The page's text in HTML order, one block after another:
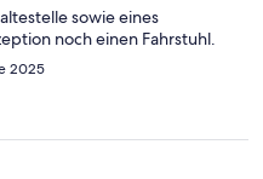
sowie eines
noch einen Fahrstuhl.
2025